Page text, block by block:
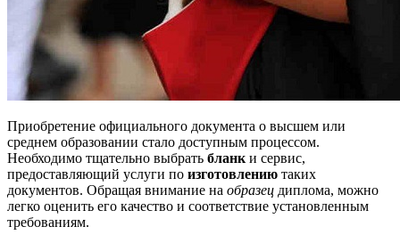
Приобретение официального документа о высшем или
среднем образовании стало доступным процессом.
Необходимо тщательно выбрать бланк и сервис,
предоставляющий услуги по изготовлению таких
документов. Обращая внимание на образец диплома, можно
легко оценить его качество и соответствие установленным
требованиям.